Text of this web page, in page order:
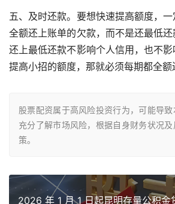
五、及时还款。要想快速提高额度，
全额还上账单的欠款，而不是还最低
还上最低还款不影响个人信用，也不
提高小招的额度，那就必须每期都全额
股票配资属于高风险投资行为，可能导
充分了解市场风险，根据自身财务状况
策。
2026 年 1 月 1 日起昆明存量公积金